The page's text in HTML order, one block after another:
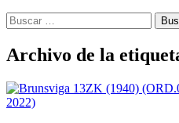
Buscar:
Archivo de la